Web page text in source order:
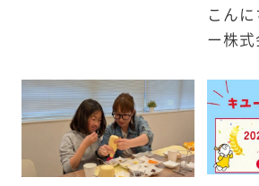
こん
ー株式